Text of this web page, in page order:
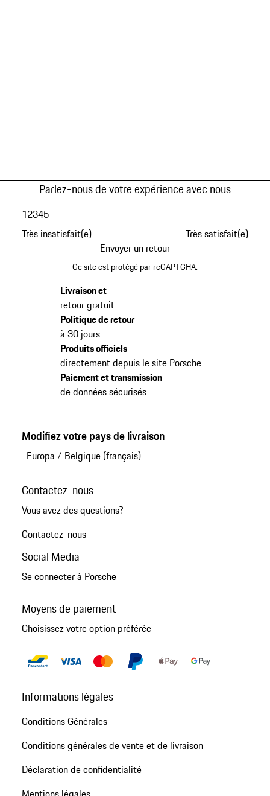
Parlez-nous de votre expérience avec nous
Très insatisfait(e)
12345
Très satisfait(e)
Envoyer un retour
Ce site est protégé par reCAPTCHA.
Livraison et
retour gratuit
Politique de retour
à 30 jours
Produits officiels
directement depuis le site Porsche
Paiement et transmission
de données sécurisés
Modifiez votre pays de livraison
Europa / Belgique (français)
Contactez-nous
Vous avez des questions?
Contactez-nous
Social Media
Se connecter à Porsche
Moyens de paiement
Choisissez votre option préférée
Informations légales
Conditions Générales
Conditions générales de vente et de livraison
Déclaration de confidentialité